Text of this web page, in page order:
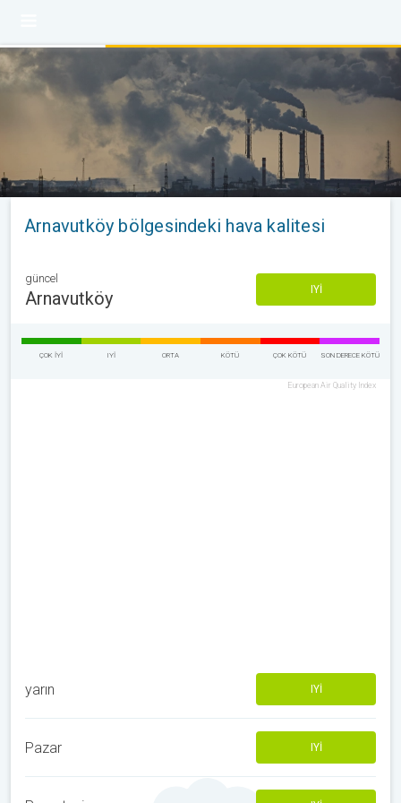
Arnavutköy bölgesindeki hava kalitesi
güncel
Arnavutköy IYI
ÇOK IYI IYI ORTA KÖTÜ ÇOK KÖTÜ SON DERECE KÖTÜ
European Air Quality Index
yarın IYI
Pazar IYI